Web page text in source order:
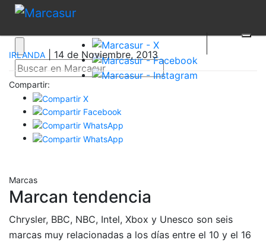
IRLANDA | 14 de Noviembre, 2013
Compartir:
Marcas
Marcan tendencia
Chrysler, BBC, NBC, Intel, Xbox y Unesco son seis
marcas muy relacionadas a los días entre el 10 y el 16